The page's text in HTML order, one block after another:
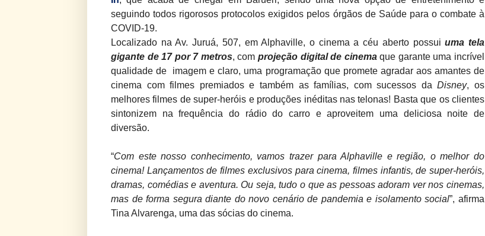
seguindo todos rigorosos protocolos exigidos pelos órgãos de Saúde para o combate à
COVID-19.
Localizado na Av. Juruá, 507, em Alphaville, o cinema a céu aberto possui uma tela
gigante de 17 por 7 metros, com projeção digital de cinema que garante uma incrível
qualidade de imagem e claro, uma programação que promete agradar aos amantes de
cinema com filmes premiados e também as famílias, com sucessos da Disney, os
melhores filmes de super-heróis e produções inéditas nas telonas! Basta que os clientes
sintonizem na frequência do rádio do carro e aproveitem uma deliciosa noite de
diversão.
“Com este nosso conhecimento, vamos trazer para Alphaville e região, o melhor do
cinema! Lançamentos de filmes exclusivos para cinema, filmes infantis, de super-heróis,
dramas, comédias e aventura. Ou seja, tudo o que as pessoas adoram ver nos cinemas,
mas de forma segura diante do novo cenário de pandemia e isolamento social”, afirma
Tina Alvarenga, uma das sócias do cinema.